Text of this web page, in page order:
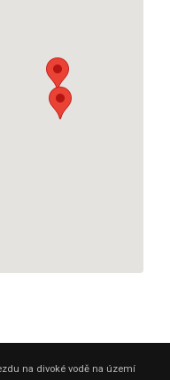
na divoké vodě na území